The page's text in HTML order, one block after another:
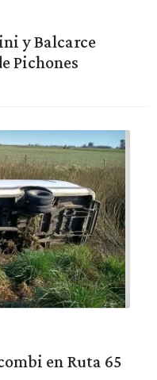
y Balcarce
Pichones
en Ruta 65